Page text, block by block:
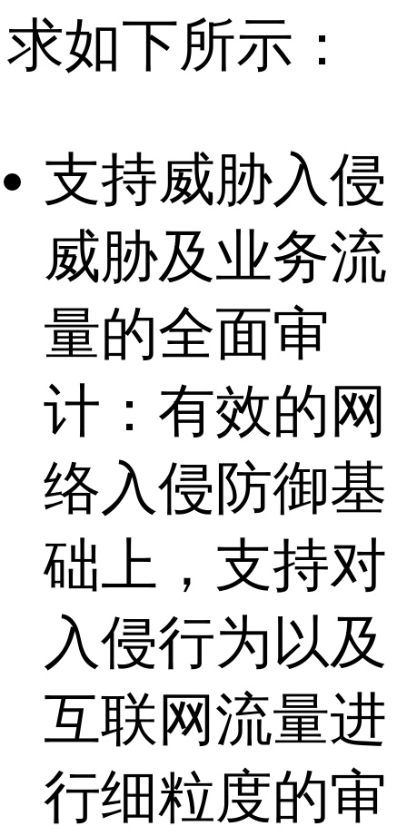
求如下所示：
支持威胁入侵
威胁及业务流
量的全面审
计：有效的网
络入侵防御基
础上，支持对
入侵行为以及
互联网流量进
行细粒度的审